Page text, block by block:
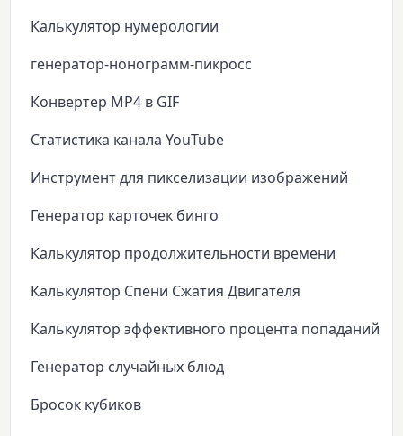
Калькулятор нумерологии
генератор-нонограмм-пикросс
Конвертер MP4 в GIF
Статистика канала YouTube
Инструмент для пикселизации изображений
Генератор карточек бинго
Калькулятор продолжительности времени
Калькулятор Спени Сжатия Двигателя
Калькулятор эффективного процента попаданий
Генератор случайных блюд
Бросок кубиков